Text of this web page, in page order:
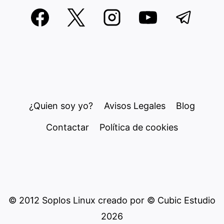
¿Quien soy yo? Avisos Legales Blog
Contactar Política de cookies
© 2012 Soplos Linux creado por © Cubic Estudio
2026